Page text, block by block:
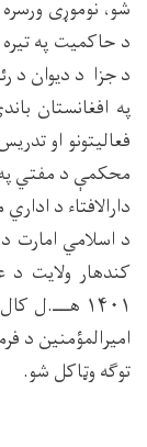
شو، نوموړی
د حاکمیت په
د جزا د دیوان د
په افغانستان
فعالیتونو او
محکمې د مفتي په
دارالافتاء د
د اسلامي امارت
کندهار ولایت د
امیرالمؤمنین د
توګه وټاکل شو.